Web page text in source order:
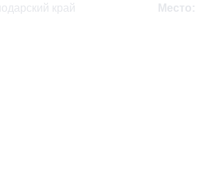
край
Место: